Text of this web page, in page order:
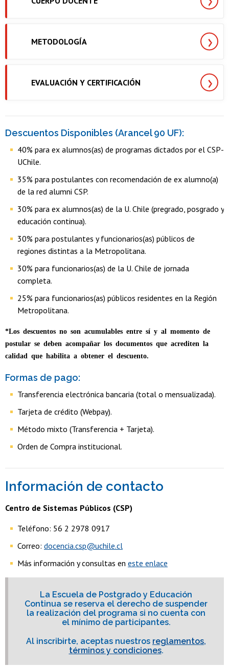
METODOLOGÍA
EVALUACIÓN Y CERTIFICACIÓN
Descuentos Disponibles (Arancel 90 UF):
40% para ex alumnos(as) de programas dictados por el CSP-
UChile.
35% para postulantes con recomendación de ex alumno(a)
de la red alumni CSP.
30% para ex alumnos(as) de la U. Chile (pregrado, posgrado y
educación continua).
30% para postulantes y funcionarios(as) públicos de
regiones distintas a la Metropolitana.
30% para funcionarios(as) de la U. Chile de jornada
completa.
25% para funcionarios(as) públicos residentes en la Región
Metropolitana.
*Los descuentos no son acumulables entre sí y al momento de
postular se deben acompañar los documentos que acrediten la
calidad que habilita a obtener el descuento.
Formas de pago:
Transferencia electrónica bancaria (total o mensualizada).
Tarjeta de crédito (Webpay).
Método mixto (Transferencia + Tarjeta).
Orden de Compra institucional.
Información de contacto
Centro de Sistemas Públicos (CSP)
Teléfono: 56 2 2978 0917
Correo: docencia.csp@uchile.cl
Más información y consultas en este enlace
La Escuela de Postgrado y Educación
Continua se reserva el derecho de suspender
la realización del programa si no cuenta con
el mínimo de participantes.
Al inscribirte, aceptas nuestros reglamentos,
términos y condiciones.